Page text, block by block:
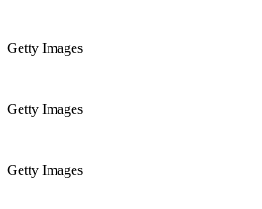
Getty Images
Getty Images
Getty Images